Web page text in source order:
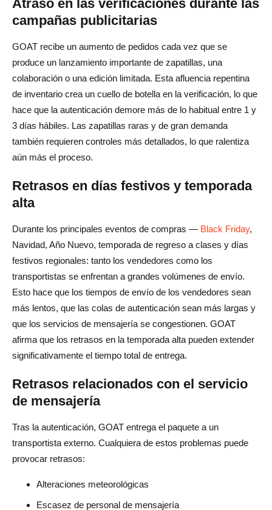
Atraso en las verificaciones durante las
campañas publicitarias
GOAT recibe un aumento de pedidos cada vez que se
produce un lanzamiento importante de zapatillas, una
colaboración o una edición limitada. Esta afluencia repentina
de inventario crea un cuello de botella en la verificación, lo que
hace que la autenticación demore más de lo habitual entre 1 y
3 días hábiles. Las zapatillas raras y de gran demanda
también requieren controles más detallados, lo que ralentiza
aún más el proceso.
Retrasos en días festivos y temporada
alta
Durante los principales eventos de compras — Black Friday,
Navidad, Año Nuevo, temporada de regreso a clases y días
festivos regionales: tanto los vendedores como los
transportistas se enfrentan a grandes volúmenes de envío.
Esto hace que los tiempos de envío de los vendedores sean
más lentos, que las colas de autenticación sean más largas y
que los servicios de mensajería se congestionen. GOAT
afirma que los retrasos en la temporada alta pueden extender
significativamente el tiempo total de entrega.
Retrasos relacionados con el servicio
de mensajería
Tras la autenticación, GOAT entrega el paquete a un
transportista externo. Cualquiera de estos problemas puede
provocar retrasos:
Alteraciones meteorológicas
Escasez de personal de mensajería